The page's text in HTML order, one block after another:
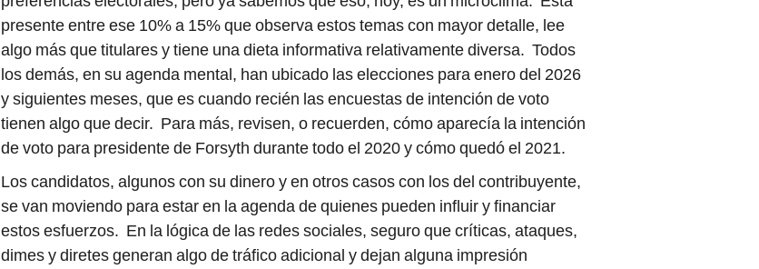
presente entre ese 10% a 15% que observa estos temas con mayor detalle, lee
algo más que titulares y tiene una dieta informativa relativamente diversa. Todos
los demás, en su agenda mental, han ubicado las elecciones para enero del 2026
y siguientes meses, que es cuando recién las encuestas de intención de voto
tienen algo que decir. Para más, revisen, o recuerden, cómo aparecía la intención
de voto para presidente de Forsyth durante todo el 2020 y cómo quedó el 2021.
Los candidatos, algunos con su dinero y en otros casos con los del contribuyente,
se van moviendo para estar en la agenda de quienes pueden influir y financiar
estos esfuerzos. En la lógica de las redes sociales, seguro que críticas, ataques,
dimes y diretes generan algo de tráfico adicional y dejan alguna impresión